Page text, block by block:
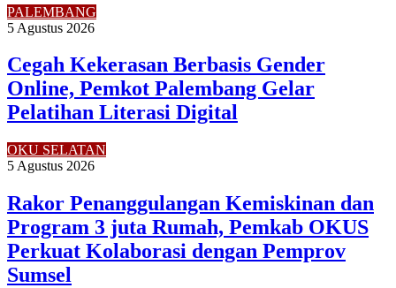
PALEMBANG
5 Agustus 2026
Cegah Kekerasan Berbasis Gender
Online, Pemkot Palembang Gelar
Pelatihan Literasi Digital
OKU SELATAN
5 Agustus 2026
Rakor Penanggulangan Kemiskinan dan
Program 3 juta Rumah, Pemkab OKUS
Perkuat Kolaborasi dengan Pemprov
Sumsel